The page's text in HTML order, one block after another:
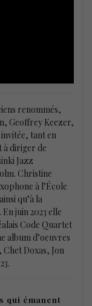
renommés,
Geoffrey Keezer,
tant en
à diriger de
Jazz
Christine
à l’École
qu’à la
juin 2023 elle
Code Quartet
album d’oeuvres
Doxas, Jon
qui émanent